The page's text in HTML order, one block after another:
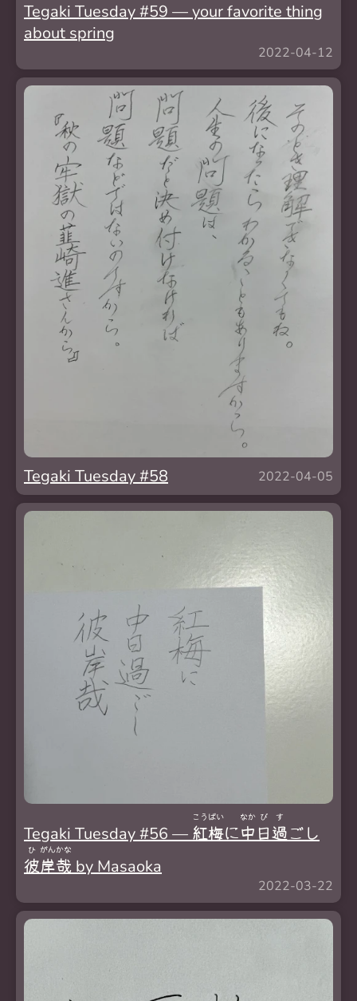
Tegaki Tuesday #59 — your favorite thing
about spring
2022-04-12
Tegaki Tuesday #58 2022-04-05
Tegaki Tuesday #56 — 紅
こう
梅
ばい
に中
なか
日
び
過
す
ごし
彼
ひ
岸
がん
哉
かな
by Masaoka
2022-03-22